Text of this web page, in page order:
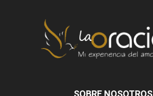
SOBRE NOSOTROS